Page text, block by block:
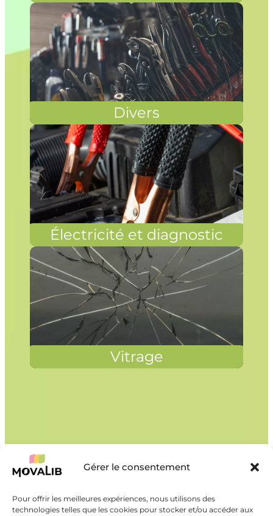
Gérer le consentement
Pour offrir les meilleures expériences, nous utilisons des
technologies telles que les cookies pour stocker et/ou accéder aux
Divers
Électricité et diagnostic
Vitrage